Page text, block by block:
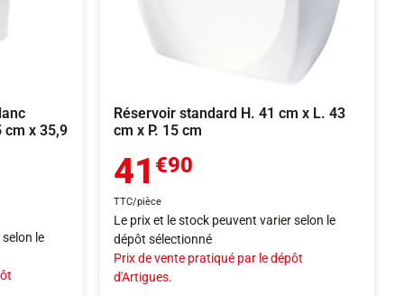
cm x 35,9
le
Réservoir standard H. 41 cm x L. 43
cm x P. 15 cm
41 €90
TTC/pièce
Le prix et le stock peuvent varier selon le
dépôt sélectionné
Prix de vente pratiqué par le dépôt
d'Artigues.